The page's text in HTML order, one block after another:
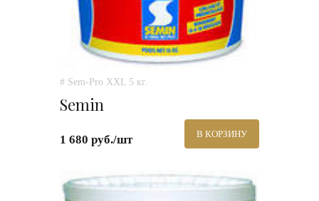
# Sem-Pro XXL 5 кг.
Semin
1 680 руб./шт В КОРЗИНУ